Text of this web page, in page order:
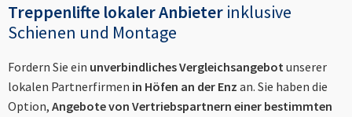
Treppenlifte lokaler Anbieter inklusive
Schienen und Montage
Fordern Sie ein unverbindliches Vergleichsangebotunserer
lokalen Partnerfirmen in Höfen an der Enz an. Sie haben die
Option, Angebote von Vertriebspartnern einer bestimmten